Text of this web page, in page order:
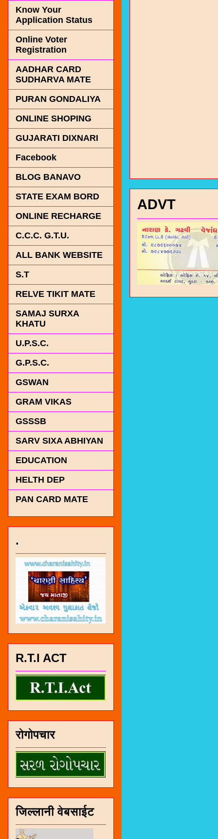
ADVT
Know Your
Application Status
Online Voter
Registration
AADHAR CARD
SUDHARVA MATE
PURAN GONDALIYA
ONLINE SHOPING
GUJARATI DIXNARI
Facebook
BLOG BANAVO
STATE EXAM BORD
ONLINE RECHARGE
C.C.C. G.T.U.
ALL BANK WEBSITE
S.T
RELVE TIKIT MATE
SAMAJ SURXA
KHATU
U.P.S.C.
G.P.S.C.
GSWAN
GRAM VIKAS
GSSSB
SARV SIXA ABHIYAN
EDUCATION
HELTH DEP
PAN CARD MATE
.
R.T.I ACT
रोगोपचार
जिल्लानी वेबसाईट